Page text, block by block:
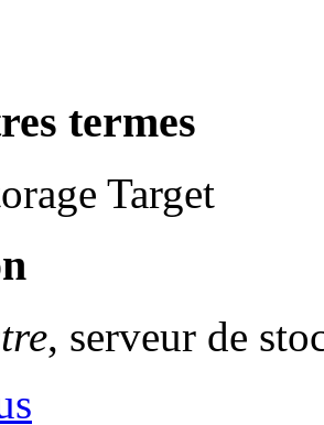
termes
Target
, serveur de